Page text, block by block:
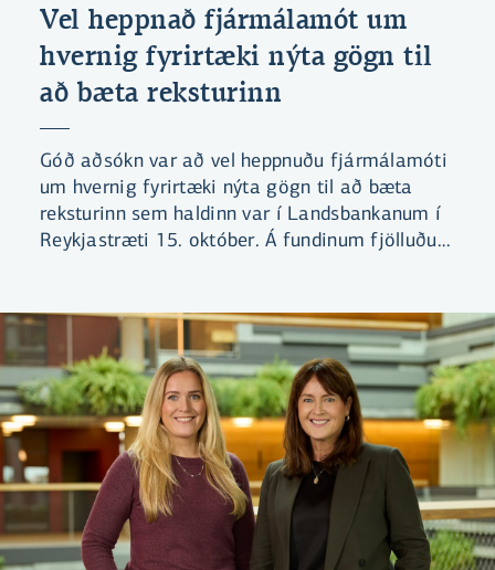
Vel heppnað fjármálamót um
hvernig fyrirtæki nýta gögn til
að bæta reksturinn
Góð aðsókn var að vel heppnuðu fjármálamóti
um hvernig fyrirtæki nýta gögn til að bæta
reksturinn sem haldinn var í Landsbankanum í
Reykjastræti 15. október. Á fundinum fjölluðu
ákvarðanir mögulegar.